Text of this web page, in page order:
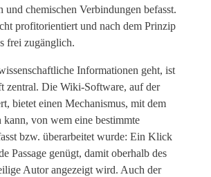
und chemischen Verbindungen befasst.
profitorientiert und nach dem Prinzip
frei zugänglich.
Informationen geht, ist
zentral. Die Wiki-Software, auf der
bietet einen Mechanismus, mit dem
kann, von wem eine bestimmte
bzw. überarbeitet wurde: Ein Klick
Passage genügt, damit oberhalb des
Autor angezeigt wird. Auch der